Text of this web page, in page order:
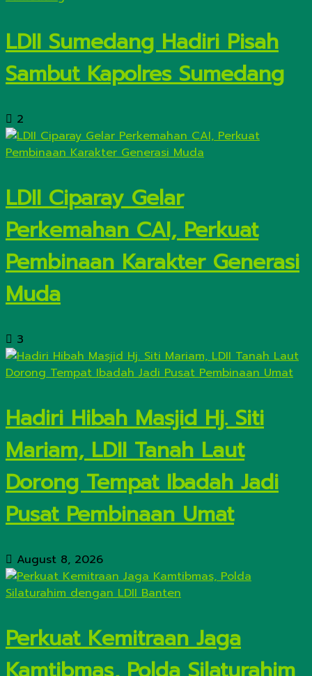
LDII Sumedang Hadiri Pisah
Sambut Kapolres Sumedang
2
LDII Ciparay Gelar
Perkemahan CAI, Perkuat
Pembinaan Karakter Generasi
Muda
3
Hadiri Hibah Masjid Hj. Siti
Mariam, LDII Tanah Laut
Dorong Tempat Ibadah Jadi
Pusat Pembinaan Umat
August 8, 2026
Perkuat Kemitraan Jaga